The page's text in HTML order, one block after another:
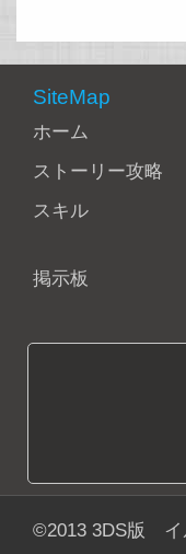
SiteMap
ホーム
ストーリー攻略
スキル
掲示板
©2013 3DS版 イ